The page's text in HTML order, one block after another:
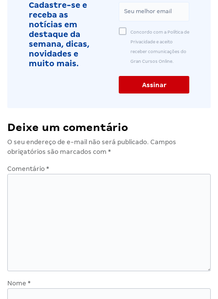
Cadastre-se e
receba as
notícias em
destaque da
semana, dicas,
novidades e
muito mais.
Concordo com a Política de
Privacidade e aceito
receber comunicações do
Gran Cursos Online.
Deixe um comentário
O seu endereço de e-mail não será publicado. Campos
obrigatórios são marcados com *
Comentário *
Nome *